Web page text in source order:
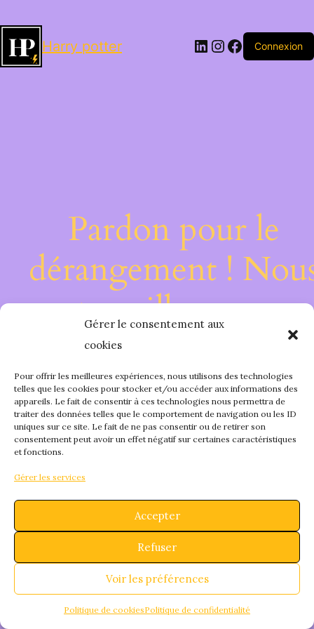
Gérer le consentement aux
cookies
Pour offrir les meilleures expériences, nous utilisons des technologies
telles que les cookies pour stocker et/ou accéder aux informations des
appareils. Le fait de consentir à ces technologies nous permettra de
traiter des données telles que le comportement de navigation ou les ID
uniques sur ce site. Le fait de ne pas consentir ou de retirer son
consentement peut avoir un effet négatif sur certaines caractéristiques
et fonctions.
Gérer les services
Accepter
Refuser
Voir les préférences
Politique de cookiesPolitique de confidentialité
Harry potter LinkedIn
Instagram
Facebook
Connexion
Pardon pour le
dérangement !
travaillons sur
quelque chose de
fantastique –
bientôt !